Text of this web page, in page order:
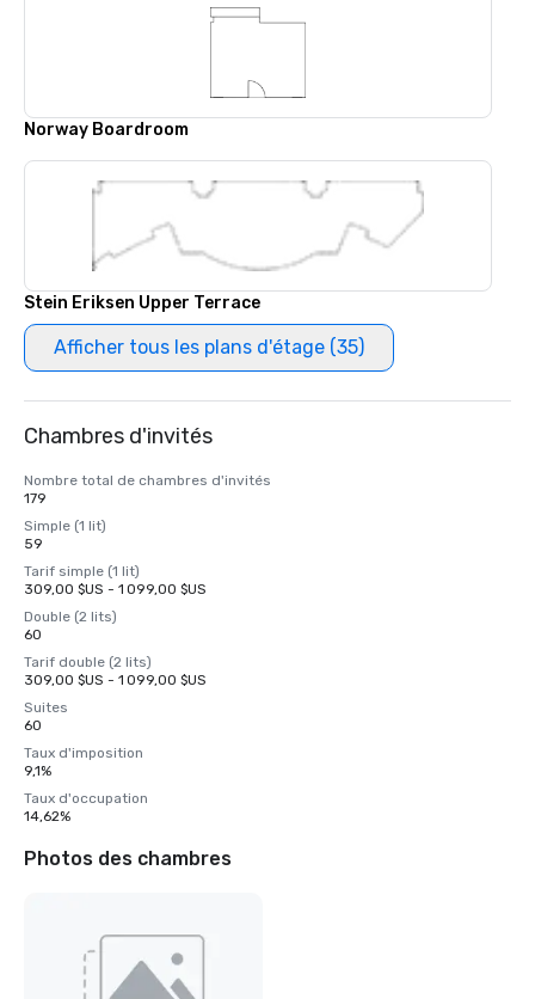
Norway Boardroom
Stein Eriksen Upper Terrace
Afficher tous les plans d'étage (35)
Chambres d'invités
Nombre total de chambres d'invités
179
Simple (1 lit)
59
Tarif simple (1 lit)
309,00 $US - 1 099,00 $US
Double (2 lits)
60
Tarif double (2 lits)
309,00 $US - 1 099,00 $US
Suites
60
Taux d'imposition
9,1%
Taux d'occupation
14,62%
Photos des chambres